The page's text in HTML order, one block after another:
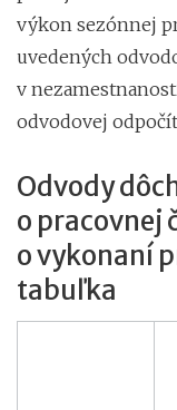
výkon sezónnej
uvedených
v
odvodovej
Odvody
o pracovnej
o vykonaní
tabuľka